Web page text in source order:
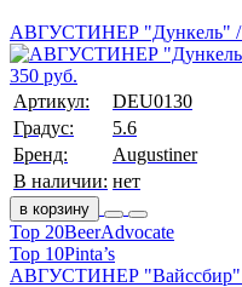
АВГУСТИНЕР "Дункель" /
350 руб.
Артикул:
DEU0130
Градус:
5.6
Бренд:
Augustiner
В наличии: нет
в корзину
Top 20BeerAdvocate
Top 10Pinta’s
АВГУСТИНЕР "Вайссбир" /